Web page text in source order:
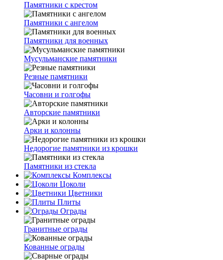
Памятники с крестом
Памятники с ангелом
Памятники для военных
Мусульманские памятники
Резные памятники
Часовни и голгофы
Авторские памятники
Арки и колонны
Недорогие памятники из крошки
Памятники из стекла
Комплексы
Цоколи
Цветники
Плиты
Ограды
Гранитные ограды
Кованные ограды